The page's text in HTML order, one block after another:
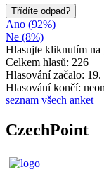
Třídíte odpad?
Ano (92%)
Ne (8%)
Hlasujte kliknutím na
Celkem hlasů: 226
Hlasování začalo: 19.
Hlasování končí:
seznam všech anket
CzechPoint